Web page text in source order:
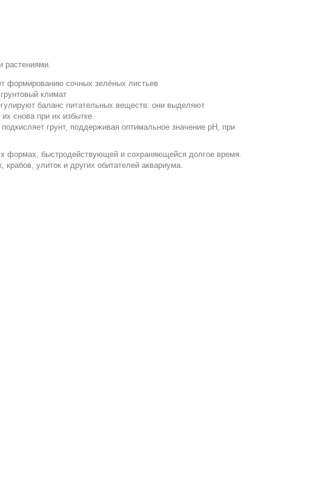
растениями.
формированию сочных зелёных листьев
климат
баланс питательных веществ: они выделяют
снова при их избытке
грунт, поддерживая оптимальное значение рН, при
формах, быстродействующей и сохраняющейся долгое время.
крабов, улиток и других обитателей аквариума.